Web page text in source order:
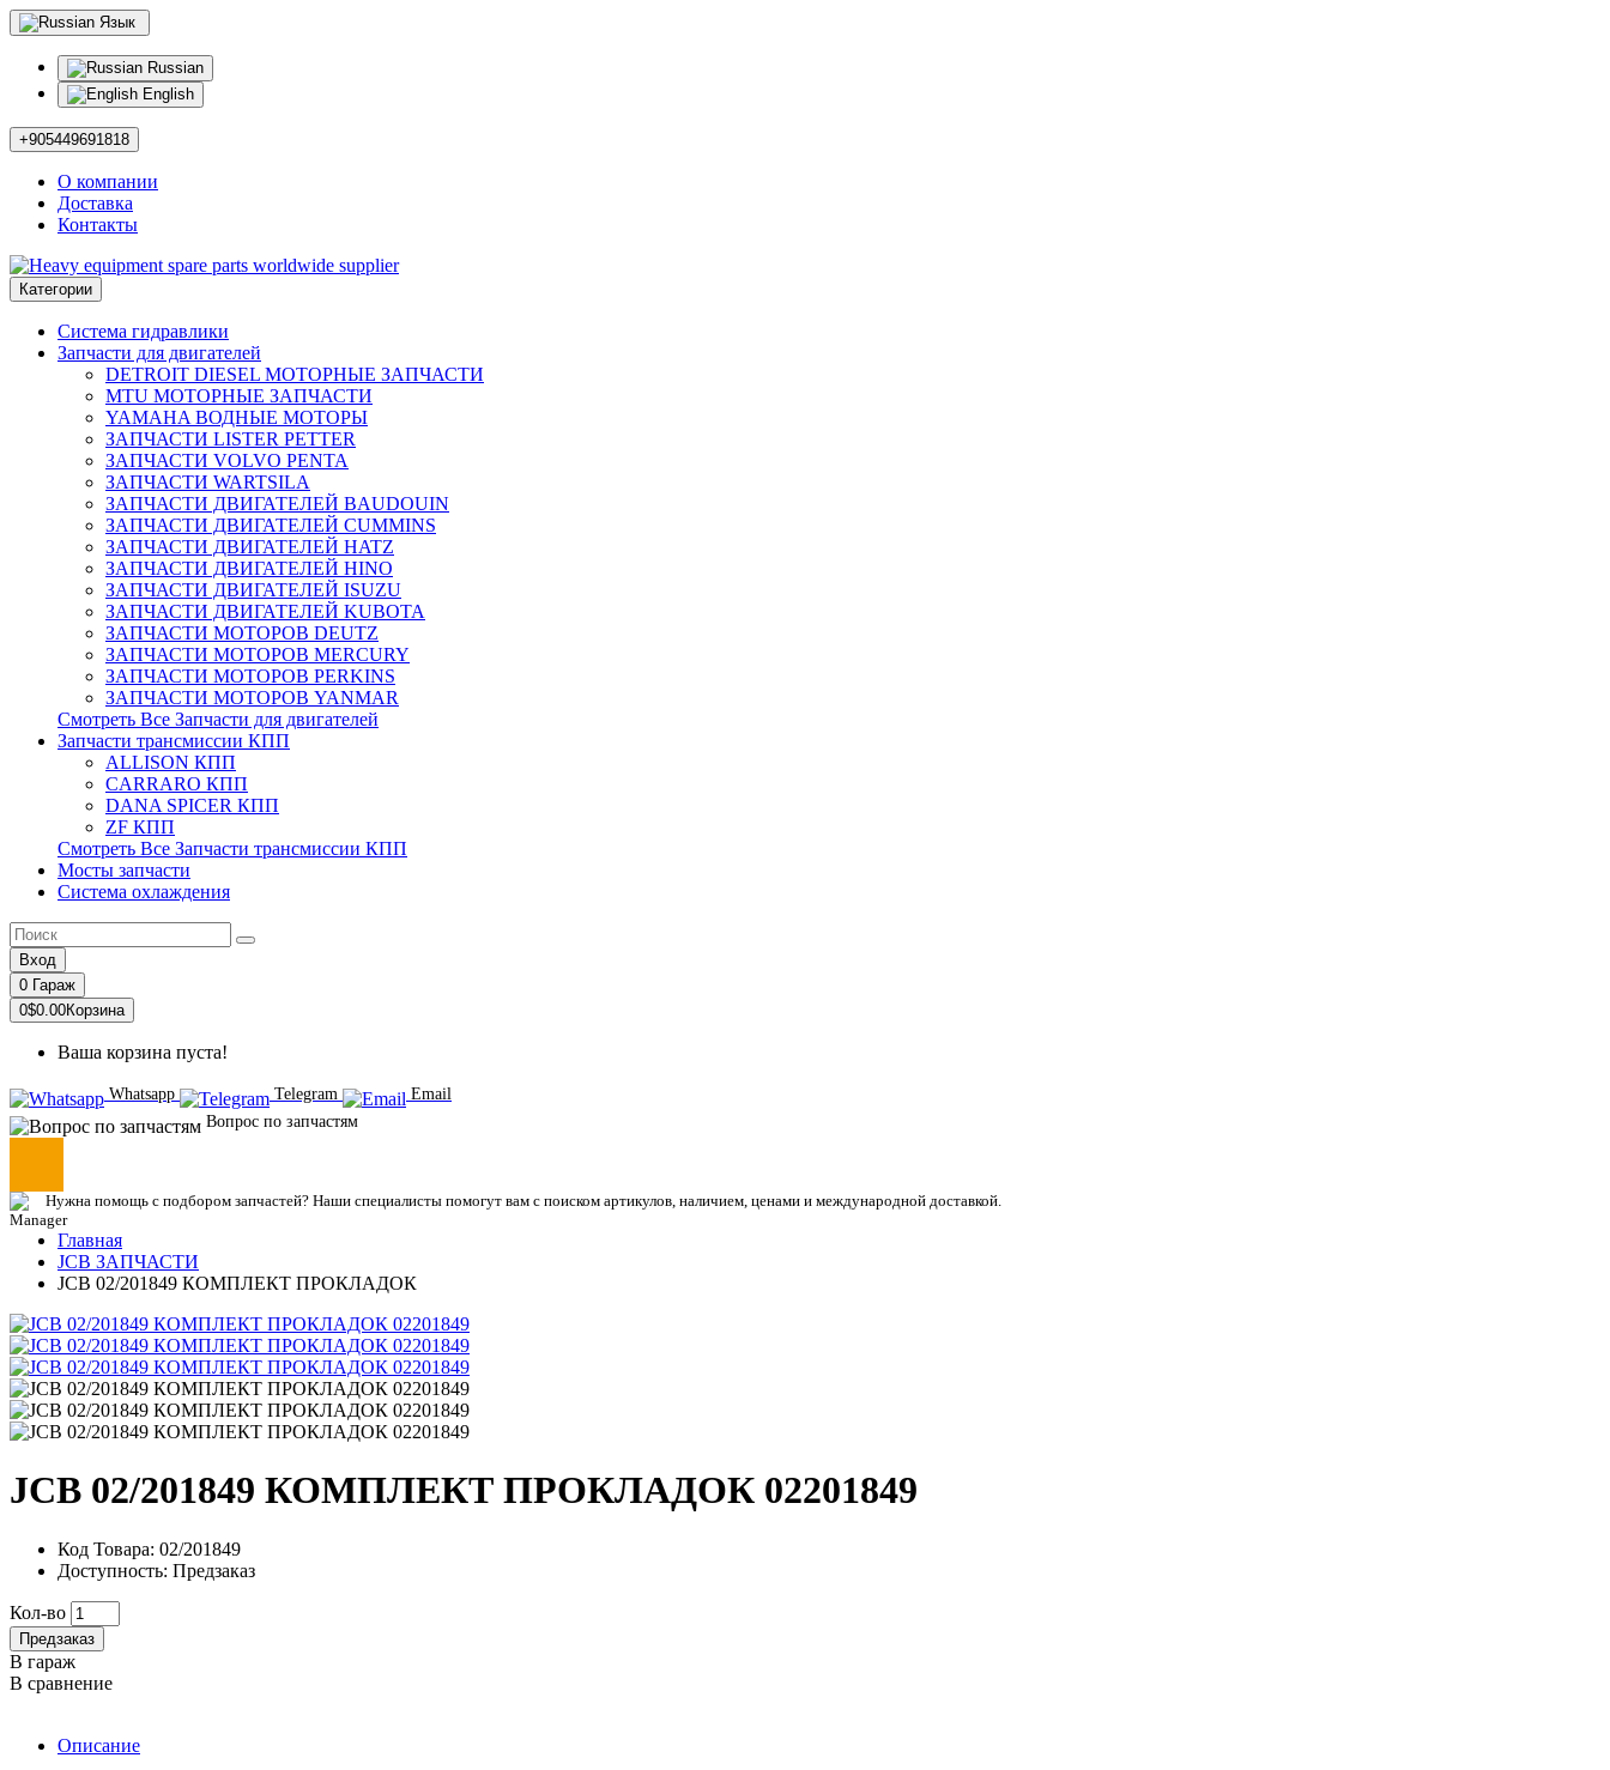
Язык
Russian
English
+905449691818
О компании
Доставка
Контакты
Категории
Система гидравлики
Запчасти для двигателей
DETROIT DIESEL МОТОРНЫЕ ЗАПЧАСТИ
MTU МОТОРНЫЕ ЗАПЧАСТИ
YAMAHA ВОДНЫЕ МОТОРЫ
ЗАПЧАСТИ LISTER PETTER
ЗАПЧАСТИ VOLVO PENTA
ЗАПЧАСТИ WARTSILA
ЗАПЧАСТИ ДВИГАТЕЛЕЙ BAUDOUIN
ЗАПЧАСТИ ДВИГАТЕЛЕЙ CUMMINS
ЗАПЧАСТИ ДВИГАТЕЛЕЙ HATZ
ЗАПЧАСТИ ДВИГАТЕЛЕЙ HINO
ЗАПЧАСТИ ДВИГАТЕЛЕЙ ISUZU
ЗАПЧАСТИ ДВИГАТЕЛЕЙ KUBOTA
ЗАПЧАСТИ МОТОРОВ DEUTZ
ЗАПЧАСТИ МОТОРОВ MERCURY
ЗАПЧАСТИ МОТОРОВ PERKINS
ЗАПЧАСТИ МОТОРОВ YANMAR
Смотреть Все Запчасти для двигателей
Запчасти трансмиссии КПП
ALLISON КПП
CARRARO КПП
DANA SPICER КПП
ZF КПП
Смотреть Все Запчасти трансмиссии КПП
Мосты запчасти
Система охлаждения
Вход
0 Гараж
0$0.00Корзина
Ваша корзина пуста!
Whatsapp Telegram
Email
Вопрос по запчастям
Нужна помощь с подбором запчастей? Наши специалисты помогут вам с поиском артикулов, наличием, ценами и международной доставкой.
Главная
JCB ЗАПЧАСТИ
JCB 02/201849 КОМПЛЕКТ ПРОКЛАДОК
JCB 02/201849 КОМПЛЕКТ ПРОКЛАДОК 02201849
Код Товара: 02/201849
Доступность: Предзаказ
Кол-во
Предзаказ
В гараж
В сравнение
Описание